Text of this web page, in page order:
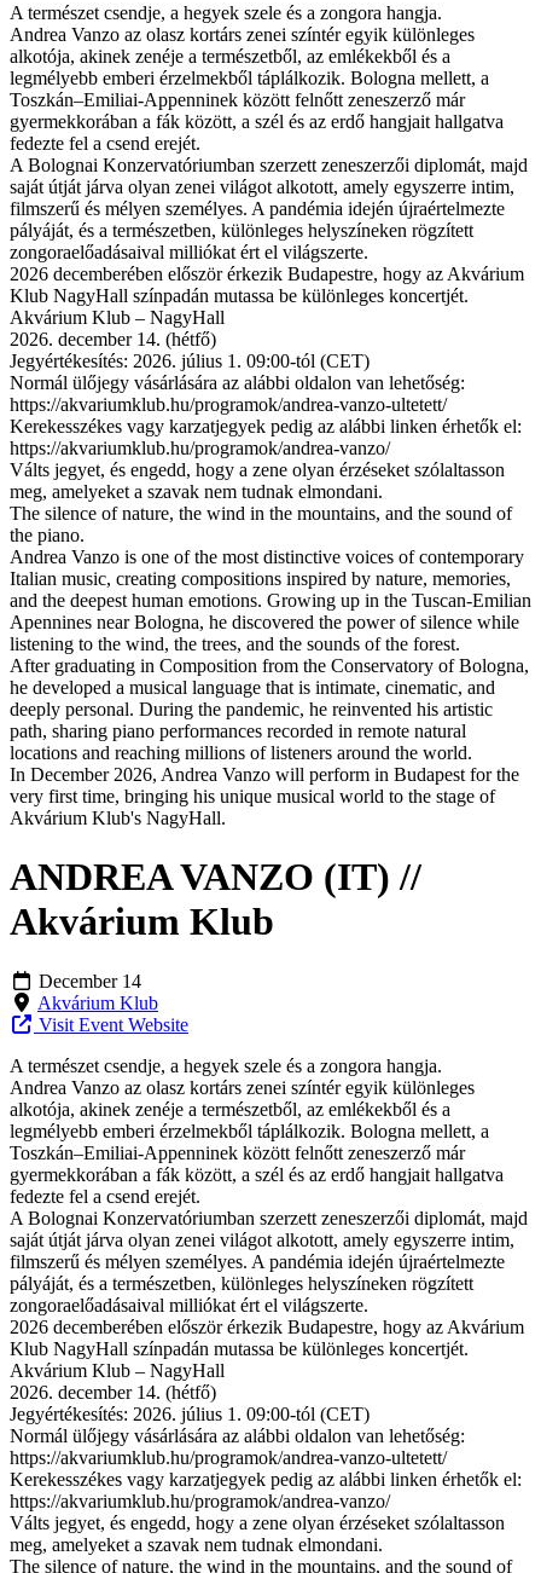
A természet csendje, a hegyek szele és a zongora hangja.
Andrea Vanzo az olasz kortárs zenei színtér egyik különleges
alkotója, akinek zenéje a természetből, az emlékekből és a
legmélyebb emberi érzelmekből táplálkozik. Bologna mellett, a
Toszkán–Emiliai-Appenninek között felnőtt zeneszerző már
gyermekkorában a fák között, a szél és az erdő hangjait hallgatva
fedezte fel a csend erejét.
A Bolognai Konzervatóriumban szerzett zeneszerzői diplomát, majd
saját útját járva olyan zenei világot alkotott, amely egyszerre intim,
filmszerű és mélyen személyes. A pandémia idején újraértelmezte
pályáját, és a természetben, különleges helyszíneken rögzített
zongoraelőadásaival milliókat ért el világszerte.
2026 decemberében először érkezik Budapestre, hogy az Akvárium
Klub NagyHall színpadán mutassa be különleges koncertjét.
Akvárium Klub – NagyHall
2026. december 14. (hétfő)
Jegyértékesítés: 2026. július 1. 09:00-tól (CET)
Normál ülőjegy vásárlására az alábbi oldalon van lehetőség:
https://akvariumklub.hu/programok/andrea-vanzo-ultetett/
Kerekesszékes vagy karzatjegyek pedig az alábbi linken érhetők el:
https://akvariumklub.hu/programok/andrea-vanzo/
Válts jegyet, és engedd, hogy a zene olyan érzéseket szólaltasson
meg, amelyeket a szavak nem tudnak elmondani.
The silence of nature, the wind in the mountains, and the sound of
the piano.
Andrea Vanzo is one of the most distinctive voices of contemporary
Italian music, creating compositions inspired by nature, memories,
and the deepest human emotions. Growing up in the Tuscan-Emilian
Apennines near Bologna, he discovered the power of silence while
listening to the wind, the trees, and the sounds of the forest.
After graduating in Composition from the Conservatory of Bologna,
he developed a musical language that is intimate, cinematic, and
deeply personal. During the pandemic, he reinvented his artistic
path, sharing piano performances recorded in remote natural
locations and reaching millions of listeners around the world.
In December 2026, Andrea Vanzo will perform in Budapest for the
very first time, bringing his unique musical world to the stage of
Akvárium Klub's NagyHall.
ANDREA VANZO (IT) //
Akvárium Klub
December 14
Akvárium Klub
Visit Event Website
A természet csendje, a hegyek szele és a zongora hangja.
Andrea Vanzo az olasz kortárs zenei színtér egyik különleges
alkotója, akinek zenéje a természetből, az emlékekből és a
legmélyebb emberi érzelmekből táplálkozik. Bologna mellett, a
Toszkán–Emiliai-Appenninek között felnőtt zeneszerző már
gyermekkorában a fák között, a szél és az erdő hangjait hallgatva
fedezte fel a csend erejét.
A Bolognai Konzervatóriumban szerzett zeneszerzői diplomát, majd
saját útját járva olyan zenei világot alkotott, amely egyszerre intim,
filmszerű és mélyen személyes. A pandémia idején újraértelmezte
pályáját, és a természetben, különleges helyszíneken rögzített
zongoraelőadásaival milliókat ért el világszerte.
2026 decemberében először érkezik Budapestre, hogy az Akvárium
Klub NagyHall színpadán mutassa be különleges koncertjét.
Akvárium Klub – NagyHall
2026. december 14. (hétfő)
Jegyértékesítés: 2026. július 1. 09:00-tól (CET)
Normál ülőjegy vásárlására az alábbi oldalon van lehetőség:
https://akvariumklub.hu/programok/andrea-vanzo-ultetett/
Kerekesszékes vagy karzatjegyek pedig az alábbi linken érhetők el:
https://akvariumklub.hu/programok/andrea-vanzo/
Válts jegyet, és engedd, hogy a zene olyan érzéseket szólaltasson
meg, amelyeket a szavak nem tudnak elmondani.
The silence of nature, the wind in the mountains, and the sound of